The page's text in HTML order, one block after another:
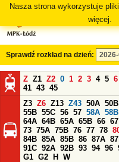
Nasza strona wykorzystuje
więcej.
Sprawdź rozkład na dzień:
Z Z1 Z2 0 1 2 3 4 5 6
41 43 45
Z3 Z6 Z13 Z43 50A 50B
55B 55C 56 57 58A 58B
64A 64B 65A 65B 66 67
73 75A 75B 76 77 78
84B 85A 85B 86 87A
91C 92A 92B 93 94 96
G1 G2 H
W